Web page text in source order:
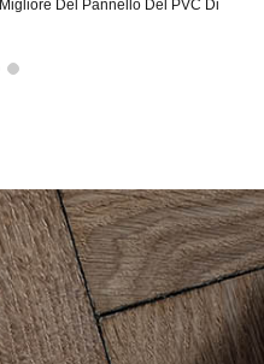
Migliore Del Pannello Del PVC Di